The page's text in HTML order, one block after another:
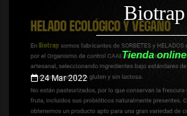
Biotrap
Tienda online
24 Mar 2022